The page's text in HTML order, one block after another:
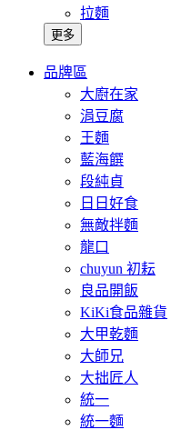
拉麵
更多
品牌區
大廚在家
涓豆腐
王麵
藍海饌
段純貞
日日好食
無敵拌麵
龍口
chuyun 初耘
良品開飯
KiKi食品雜貨
大甲乾麵
大師兄
大拙匠人
統一
統一麵